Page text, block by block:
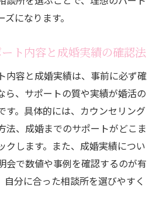
になります。
ト内容と成婚実績の確認法
内容と成婚実績は、事前に必ず確
ら、サポートの質や実績が婚活の
す。具体的には、カウンセリング
法、成婚までのサポートがどこま
クします。また、成婚実績につい
会で数値や事例を確認するのが有
自分に合った相談所を選びやすく